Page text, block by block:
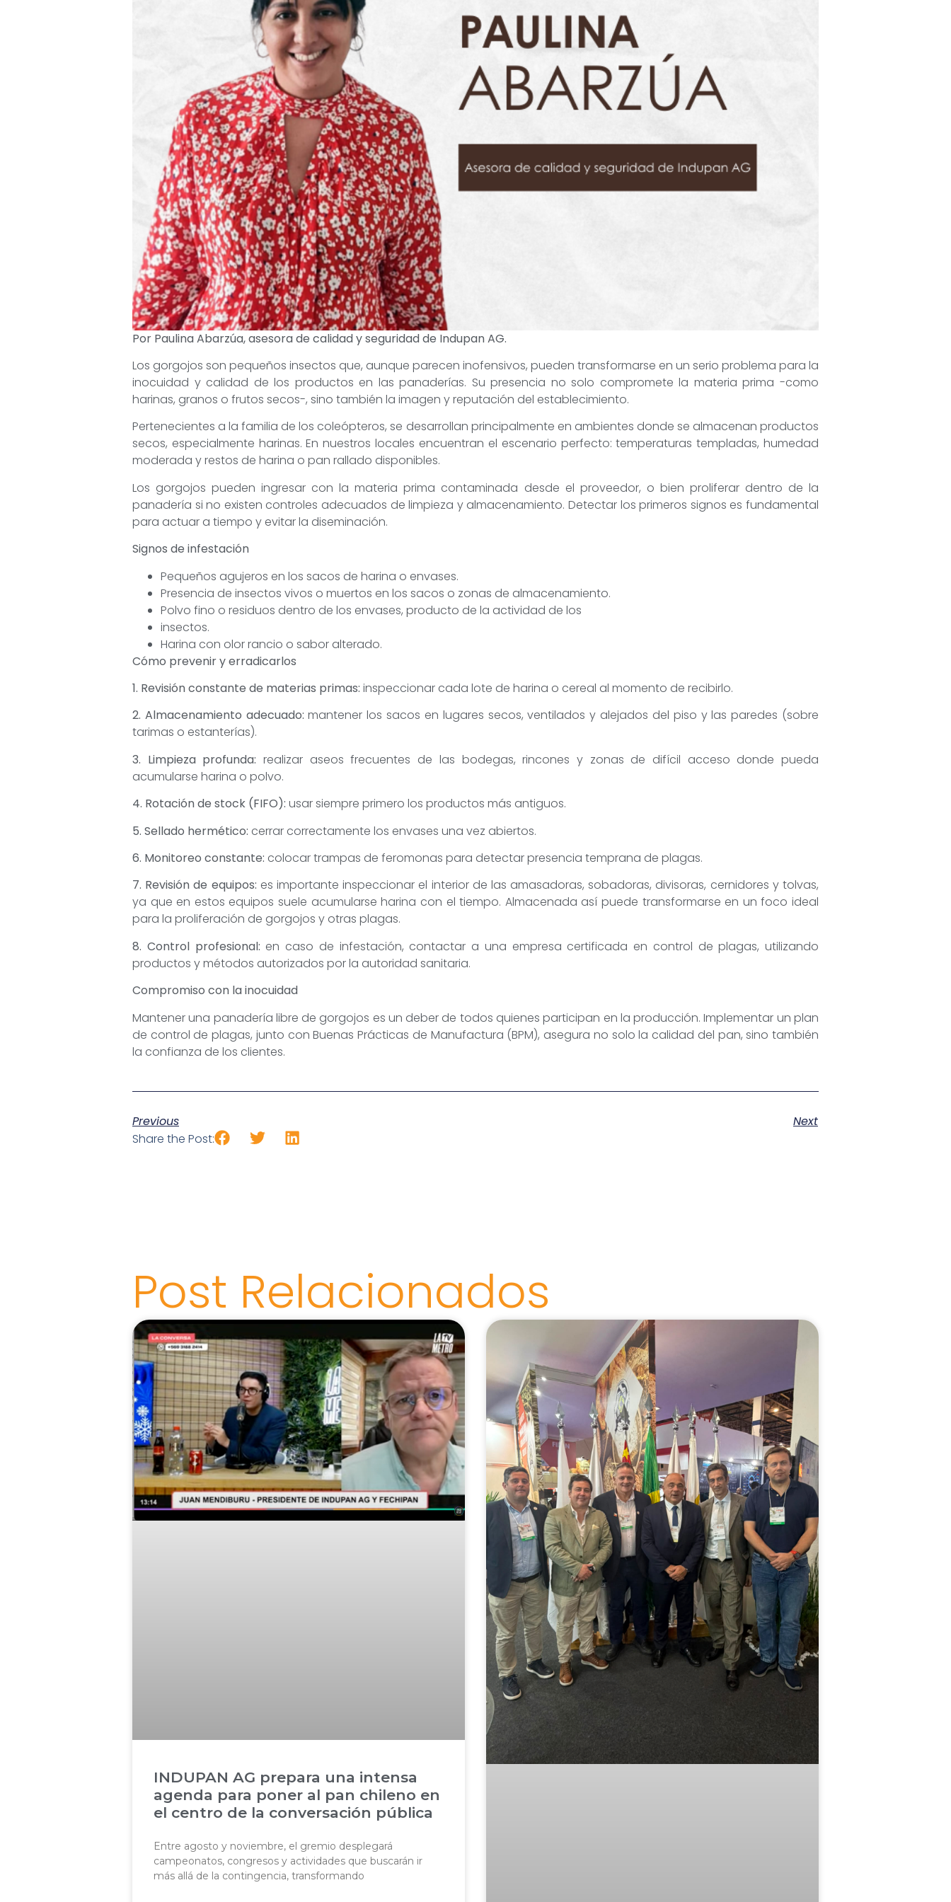
Por Paulina Abarzúa, asesora de calidad y seguridad de Indupan AG.
Los gorgojos son pequeños insectos que, aunque parecen inofensivos, pueden transformarse en un serio problema para la
inocuidad y calidad de los productos en las panaderías. Su presencia no solo compromete la materia prima -como
harinas, granos o frutos secos-, sino también la imagen y reputación del establecimiento.
Pertenecientes a la familia de los coleópteros, se desarrollan principalmente en ambientes donde se almacenan productos
secos, especialmente harinas. En nuestros locales encuentran el escenario perfecto: temperaturas templadas, humedad
moderada y restos de harina o pan rallado disponibles.
Los gorgojos pueden ingresar con la materia prima contaminada desde el proveedor, o bien proliferar dentro de la
panadería si no existen controles adecuados de limpieza y almacenamiento. Detectar los primeros signos es fundamental
para actuar a tiempo y evitar la diseminación.
Signos de infestación
Pequeños agujeros en los sacos de harina o envases.
Presencia de insectos vivos o muertos en los sacos o zonas de almacenamiento.
Polvo fino o residuos dentro de los envases, producto de la actividad de los
insectos.
Harina con olor rancio o sabor alterado.
Cómo prevenir y erradicarlos
1. Revisión constante de materias primas: inspeccionar cada lote de harina o cereal al momento de recibirlo.
2. Almacenamiento adecuado: mantener los sacos en lugares secos, ventilados y alejados del piso y las paredes (sobre
tarimas o estanterías).
3. Limpieza profunda:realizar aseos frecuentes de las bodegas, rincones y zonas de difícil acceso donde pueda
acumularse harina o polvo.
4. Rotación de stock (FIFO): usar siempre primero los productos más antiguos.
5. Sellado hermético: cerrar correctamente los envases una vez abiertos.
6. Monitoreo constante: colocar trampas de feromonas para detectar presencia temprana de plagas.
7. Revisión de equipos: es importante inspeccionar el interior de las amasadoras, sobadoras, divisoras, cernidores y tolvas,
ya que en estos equipos suele acumularse harina con el tiempo. Almacenada así puede transformarse en un foco ideal
para la proliferación de gorgojos y otras plagas.
8. Control profesional: en caso de infestación, contactar a una empresa certificada en control de plagas, utilizando
productos y métodos autorizados por la autoridad sanitaria.
Compromiso con la inocuidad
Mantener una panadería libre de gorgojos es un deber de todos quienes participan en la producción. Implementar un plan
de control de plagas, junto con Buenas Prácticas de Manufactura (BPM), asegura no solo la calidad del pan, sino también
la confianza de los clientes.
Previous
Next
Share the Post:
Post Relacionados
INDUPAN AG prepara una intensa
agenda para poner al pan chileno en
el centro de la conversación pública
Entre agosto y noviembre, el gremio desplegará
campeonatos, congresos y actividades que buscarán ir
más allá de la contingencia, transformando